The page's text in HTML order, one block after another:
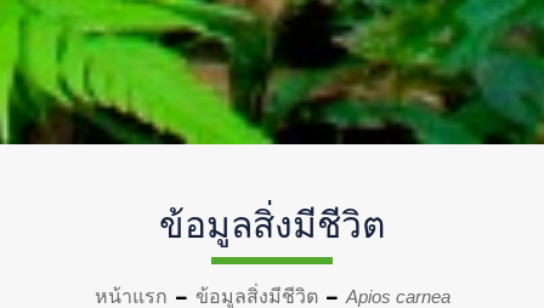
ข้อมูลสิ่งมีชีวิต
หน้าแรก ข้อมูลสิ่งมีชีวิต Apios carnea